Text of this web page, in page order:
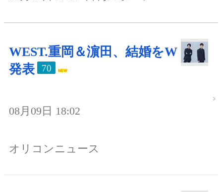
WEST.重岡＆濵田、結婚をW
発表
70
08月09日 18:02
オリコンニュース